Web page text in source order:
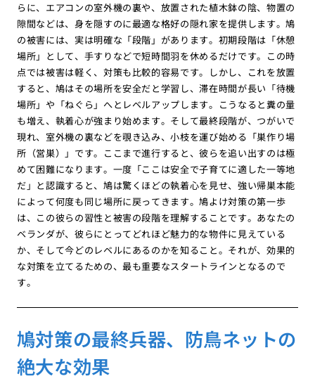
らに、エアコンの室外機の裏や、放置された植木鉢の陰、物置の
隙間などは、身を隠すのに最適な格好の隠れ家を提供します。鳩
の被害には、実は明確な「段階」があります。初期段階は「休憩
場所」として、手すりなどで短時間羽を休めるだけです。この時
点では被害は軽く、対策も比較的容易です。しかし、これを放置
すると、鳩はその場所を安全だと学習し、滞在時間が長い「待機
場所」や「ねぐら」へとレベルアップします。こうなると糞の量
も増え、執着心が強まり始めます。そして最終段階が、つがいで
現れ、室外機の裏などを覗き込み、小枝を運び始める「巣作り場
所（営巣）」です。ここまで進行すると、彼らを追い出すのは極
めて困難になります。一度「ここは安全で子育てに適した一等地
だ」と認識すると、鳩は驚くほどの執着心を見せ、強い帰巣本能
によって何度も同じ場所に戻ってきます。鳩よけ対策の第一歩
は、この彼らの習性と被害の段階を理解することです。あなたの
ベランダが、彼らにとってどれほど魅力的な物件に見えている
か、そして今どのレベルにあるのかを知ること。それが、効果的
な対策を立てるための、最も重要なスタートラインとなるので
す。
鳩対策の最終兵器、防鳥ネットの
絶大な効果